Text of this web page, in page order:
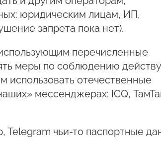
юридическим лицам, ИП,
запрета пока нет).
перечисленные
меры по соблюдению
использовать отечественные
мессенджерах: ICQ,
Telegram чьи-то паспортные